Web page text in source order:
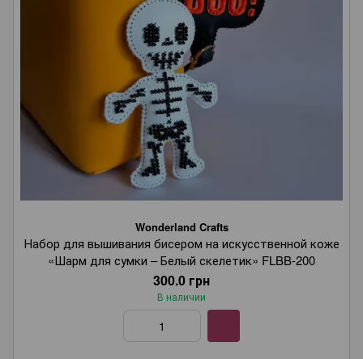
Wonderland Crafts
Набор для вышивания бисером на искусственной коже
«Шарм для сумки – Белый скелетик» FLBB-200
300.0 грн
В наличии